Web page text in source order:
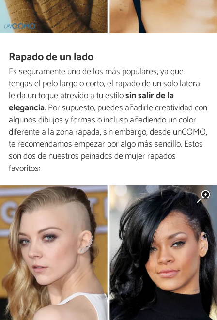
Rapado de un lado
Es seguramente uno de los más populares, ya que
tengas el pelo largo o corto, el rapado de un solo lateral
le da un toque atrevido a tu estilosin salir de la
elegancia. Por supuesto, puedes añadirle creatividad con
algunos dibujos y formas o incluso añadiendo un color
diferente a la zona rapada, sin embargo, desde unCOMO,
te recomendamos empezar por algo más sencillo. Estos
son dos de nuestros peinados de mujer rapados
favoritos: